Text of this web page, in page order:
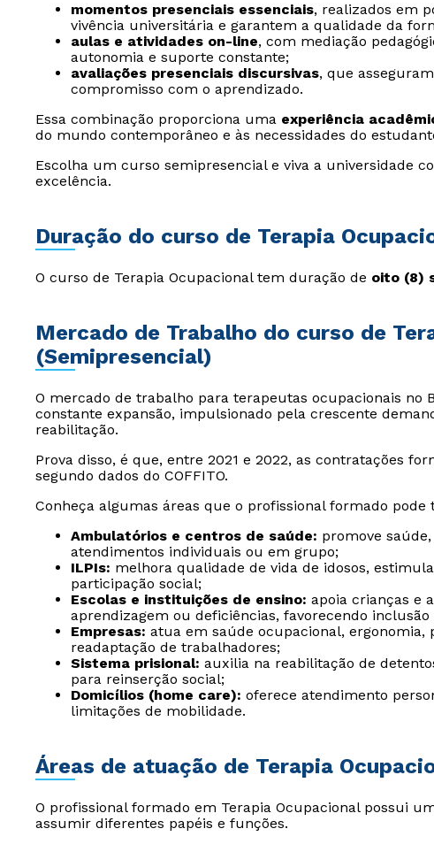
momentos presenciais essenciais, realizados em
vivência universitária e garantem a qualidade da
aulas e atividades on-line, com mediação
autonomia e suporte constante;
avaliações presenciais discursivas, que
compromisso com o aprendizado.
Essa combinação proporciona uma experiência
do mundo contemporâneo e às necessidades do
Escolha um curso semipresencial e viva a universidade
excelência.
Duração do curso de Terapia
O curso de Terapia Ocupacional tem duração de oito (8)
Mercado de Trabalho do curso de
(Semipresencial)
O mercado de trabalho para terapeutas ocupacionais no
constante expansão, impulsionado pela crescente
reabilitação.
Prova disso, é que, entre 2021 e 2022, as contratações
segundo dados do COFFITO.
Conheça algumas áreas que o profissional formado pode
Ambulatórios e centros de saúde: promove
atendimentos individuais ou em grupo;
ILPIs: melhora qualidade de vida de idosos,
participação social;
Escolas e instituições de ensino: apoia crianças e
aprendizagem ou deficiências, favorecendo
Empresas: atua em saúde ocupacional, ergonomia,
readaptação de trabalhadores;
Sistema prisional: auxilia na reabilitação de
para reinserção social;
Domicílios (home care): oferece atendimento
limitações de mobilidade.
Áreas de atuação de Terapia
O profissional formado em Terapia Ocupacional possui
assumir diferentes papéis e funções.